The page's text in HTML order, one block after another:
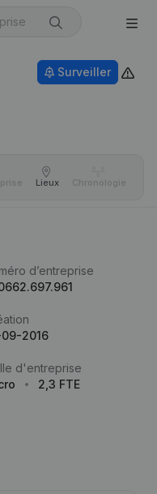
Surveiller
Lieux Chronologie
d’entreprise
2016
d'entreprise
2,3 FTE